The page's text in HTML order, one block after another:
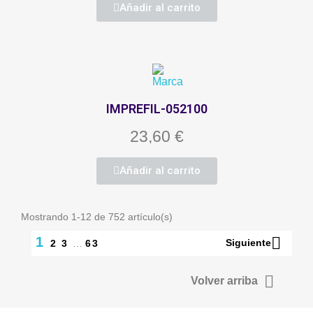
Añadir al carrito
IMPREFIL-052100
23,60 €
Añadir al carrito
Mostrando 1-12 de 752 artículo(s)
1 2 3 63 Siguiente
Volver arriba 